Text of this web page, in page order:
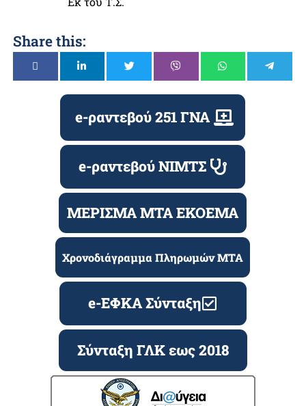
Share this:
e-ραντεβού 251 ΓΝΑ
e-ραντεβού ΝΙΜΤΣ
ΜΕΡΙΣΜΑ ΜΤΑ ΕΚΟΕΜΑ
Χρονοδιάγραμμα Πληρωμών ΜΤΑ
e-ΕΦΚΑ Σύνταξη
Σύνταξη ΓΛΚ εως 2018